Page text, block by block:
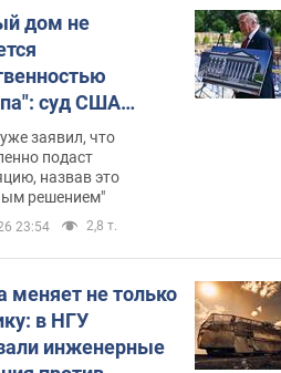
дом не
суд США
зала
400 млн
заявил, что
подаст
назвав это
решением"
23:54 2,8 т.
меняет не только
в НГУ
инженерные